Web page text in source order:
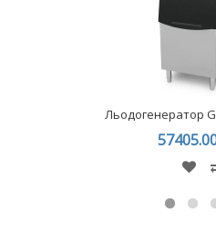
Льодогенератор